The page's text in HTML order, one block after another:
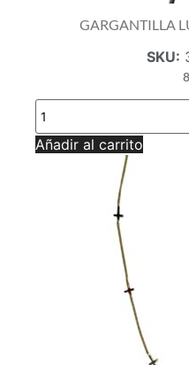
GARGANTILLA
SKU:
GARGANTILLA
LUNA
Y
ESTRELLA
Añadir al carrito